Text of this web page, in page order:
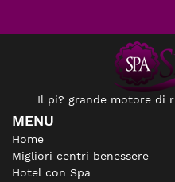
Il pi? grande motore di
MENU
Home
Migliori centri benessere
Hotel con Spa